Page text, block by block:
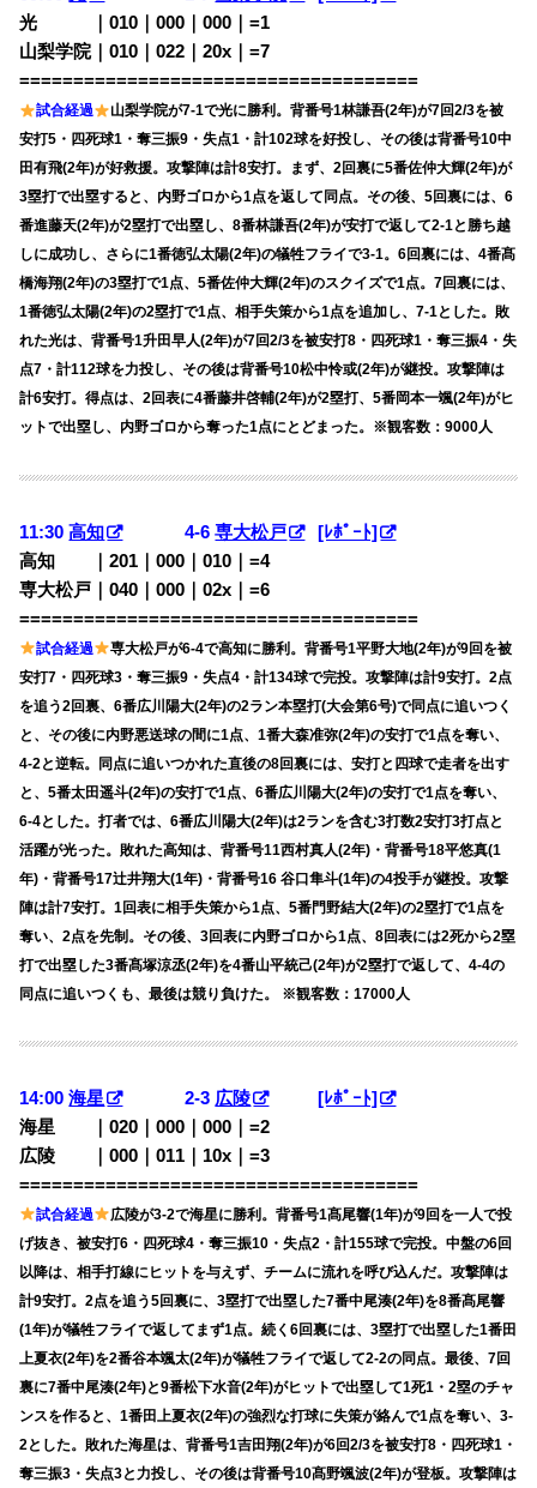
光 ｜010｜000｜000｜=1
山梨学院｜010｜022｜20x｜=7
=====================================
試合経過
山梨学院が7-1で光に勝利。背番号1林謙吾(2年)が7回2/3を被
安打5・四死球1・奪三振9・失点1・計102球を好投し、その後は背番号10中
田有飛(2年)が好救援。攻撃陣は計8安打。まず、2回裏に5番佐仲大輝(2年)が
3塁打で出塁すると、内野ゴロから1点を返して同点。その後、5回裏には、6
番進藤天(2年)が2塁打で出塁し、8番林謙吾(2年)が安打で返して2-1と勝ち越
しに成功し、さらに1番徳弘太陽(2年)の犠牲フライで3-1。6回裏には、4番髙
橋海翔(2年)の3塁打で1点、5番佐仲大輝(2年)のスクイズで1点。7回裏には、
1番徳弘太陽(2年)の2塁打で1点、相手失策から1点を追加し、7-1とした。敗
れた光は、背番号1升田早人(2年)が7回2/3を被安打8・四死球1・奪三振4・失
点7・計112球を力投し、その後は背番号10松中怜或(2年)が継投。攻撃陣は
計6安打。得点は、2回表に4番藤井啓輔(2年)が2塁打、5番岡本一颯(2年)がヒ
ットで出塁し、内野ゴロから奪った1点にとどまった。※観客数：9000人
11:30高知 4-6専大松戸
[ﾚﾎﾟｰﾄ]
高知 ｜201｜000｜010｜=4
専大松戸｜040｜000｜02x｜=6
=====================================
試合経過
専大松戸が6-4で高知に勝利。背番号1平野大地(2年)が9回を被
安打7・四死球3・奪三振9・失点4・計134球で完投。攻撃陣は計9安打。2点
を追う2回裏、6番広川陽大(2年)の2ラン本塁打(大会第6号)で同点に追いつく
と、その後に内野悪送球の間に1点、1番大森准弥(2年)の安打で1点を奪い、
4-2と逆転。同点に追いつかれた直後の8回裏には、安打と四球で走者を出す
と、5番太田遥斗(2年)の安打で1点、6番広川陽大(2年)の安打で1点を奪い、
6-4とした。打者では、6番広川陽大(2年)は2ランを含む3打数2安打3打点と
活躍が光った。敗れた高知は、背番号11西村真人(2年)・背番号18平悠真(1
年)・背番号17辻井翔大(1年)・背番号16 谷口隼斗(1年)の4投手が継投。攻撃
陣は計7安打。1回表に相手失策から1点、5番門野結大(2年)の2塁打で1点を
奪い、2点を先制。その後、3回表に内野ゴロから1点、8回表には2死から2塁
打で出塁した3番髙塚涼丞(2年)を4番山平統己(2年)が2塁打で返して、4-4の
同点に追いつくも、最後は競り負けた。 ※観客数：17000人
14:00海星 2-3 広陵
[ﾚﾎﾟｰﾄ]
海星 ｜020｜000｜000｜=2
広陵 ｜000｜011｜10x｜=3
=====================================
試合経過
広陵が3-2で海星に勝利。背番号1髙尾響(1年)が9回を一人で投
げ抜き、被安打6・四死球4・奪三振10・失点2・計155球で完投。中盤の6回
以降は、相手打線にヒットを与えず、チームに流れを呼び込んだ。攻撃陣は
計9安打。2点を追う5回裏に、3塁打で出塁した7番中尾湊(2年)を8番髙尾響
(1年)が犠牲フライで返してまず1点。続く6回裏には、3塁打で出塁した1番田
上夏衣(2年)を2番谷本颯太(2年)が犠牲フライで返して2-2の同点。最後、7回
裏に7番中尾湊(2年)と9番松下水音(2年)がヒットで出塁して1死1・2塁のチャ
ンスを作ると、1番田上夏衣(2年)の強烈な打球に失策が絡んで1点を奪い、3-
2とした。敗れた海星は、背番号1吉田翔(2年)が6回2/3を被安打8・四死球1・
奪三振3・失点3と力投し、その後は背番号10髙野颯波(2年)が登板。攻撃陣は